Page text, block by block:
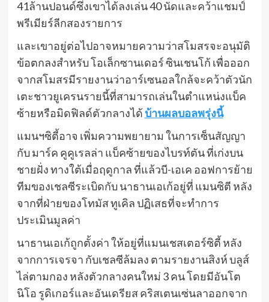
41ล้านปอนด์ซึ่งเขาได้ลงเล่น 40 นัดและคว้าแชมป์
พรีเมียร์ลีกสองรายการ
และเขาอยู่ต่อไปอาจหมายความว่าสโมสรจะอนุมัติ
ข้อตกลงสำหรับ โอเล็กซานเดอร์ ซินเชนโก้ เพื่อออก
จากสโมสรมีรายงานว่าอาร์เซนอลใกล้จะคว้าตัวนัก
เตะชาวยูเครนรายนี้ที่สามารถเล่นในตำแหน่งแบ็ค
ซ้ายหรือมิดฟิลด์ตัวกลางได้บ้านผลบอลพรุ่งนี้
แมนฯซิตี้อาจ เพิ่มความพยายาม ในการเซ็นสัญญา
กับ มาร์ค คูคูเรลล่า แบ็คซ้ายของไบรท์ตัน ที่เก่งบน
ชายฝั่ง ทางใต้เมื่อฤดูกาล ที่แล้วบี-เอเค ออฟการย้าย
ทีมของเชลซีระเบิดกับ นาธานเอเก้อยู่ที่ แมนซิตี หลัง
จากที่ฝ่ายของโทมัส ทูเคิล ปฏิเสธที่จะทำการ
ประเมินมูลค่า
นาธานเอเก้ถูกตั้งค่า ให้อยู่ที่แมนเชสเตอร์ซิตี้ หลัง
จากการเจรจา กับเชลซีล้มลง ตามรายงานสิงห์ บลูส์
ไล่ตามกอง หลังตัวกลางคนใหม่ 3 คน โดยมีอันโต
นิโอ รูดิเกอร์และอันเดรียส คริสเตนเซ่นลาออกจาก